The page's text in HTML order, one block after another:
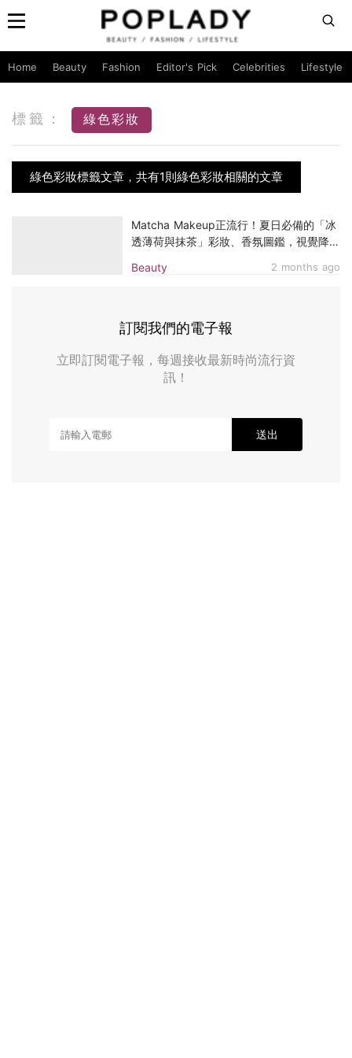
Home Beauty Fashion Editor's Pick Celebrities Lifestyle
標籤： 綠色彩妝
綠色彩妝標籤文章，共有1則綠色彩妝相關的文章
Beauty 2 months ago
Matcha Makeup正流行！夏日必備的「冰
透薄荷與抹茶」彩妝、香氛圖鑑，視覺降溫
訂閱我們的電子報
立即訂閱電子報，每週接收最新時尚流行資
訊！
送出